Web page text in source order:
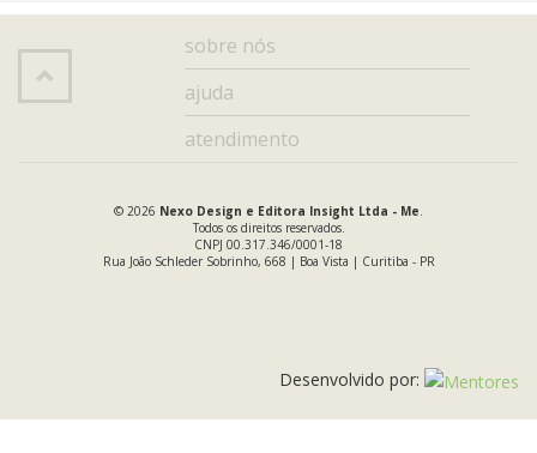
sobre nós
ajuda
atendimento
© 2026 Nexo Design e Editora Insight Ltda - Me.
Todos os direitos reservados.
CNPJ 00.317.346/0001-18
Rua João Schleder Sobrinho, 668 | Boa Vista | Curitiba - PR
Desenvolvido por: